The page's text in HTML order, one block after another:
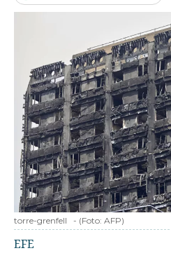
torre-grenfell - (Foto: AFP)
EFE